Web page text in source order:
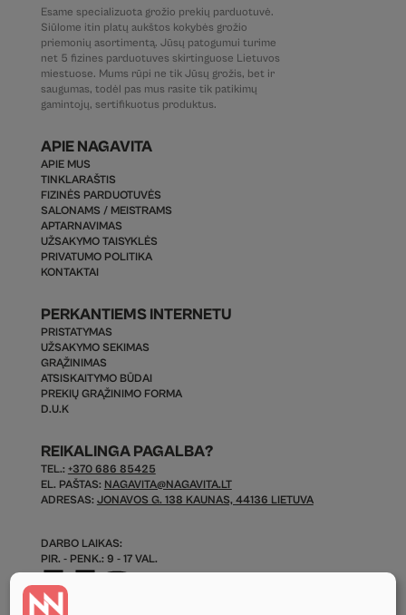
Esame specializuota grožio prekių parduotuvė.
Siūlome itin platų aukštos kokybės grožio
priemonių asortimentą. Jūsų patogumui turime
net 5 fizines parduotuves skirtinguose Lietuvos
miestuose. Mums rūpi ne tik Jūsų grožis, bet ir
saugumas, todėl pas mus rasite tik patikimų
gamintojų, sertifikuotus produktus.
APIE NAGAVITA
APIE MUS
TINKLARAŠTIS
FIZINĖS PARDUOTUVĖS
SALONAMS / MEISTRAMS
APTARNAVIMAS
UŽSAKYMO TAISYKLĖS
PRIVATUMO POLITIKA
KONTAKTAI
PERKANTIEMS INTERNETU
PRISTATYMAS
UŽSAKYMO SEKIMAS
GRĄŽINIMAS
ATSISKAITYMO BŪDAI
PREKIŲ GRĄŽINIMO FORMA
D.U.K
REIKALINGA PAGALBA?
TEL.: +370 686 85425
EL. PAŠTAS: NAGAVITA@NAGAVITA.LT
ADRESAS: JONAVOS G. 138 KAUNAS, 44136 LIETUVA
DARBO LAIKAS:
PIR. - PENK.: 9 - 17 VAL.